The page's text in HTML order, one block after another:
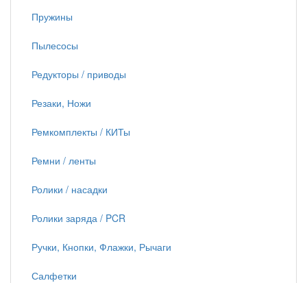
Пружины
Пылесосы
Редукторы / приводы
Резаки, Ножи
Ремкомплекты / КИТы
Ремни / ленты
Ролики / насадки
Ролики заряда / PCR
Ручки, Кнопки, Флажки, Рычаги
Салфетки